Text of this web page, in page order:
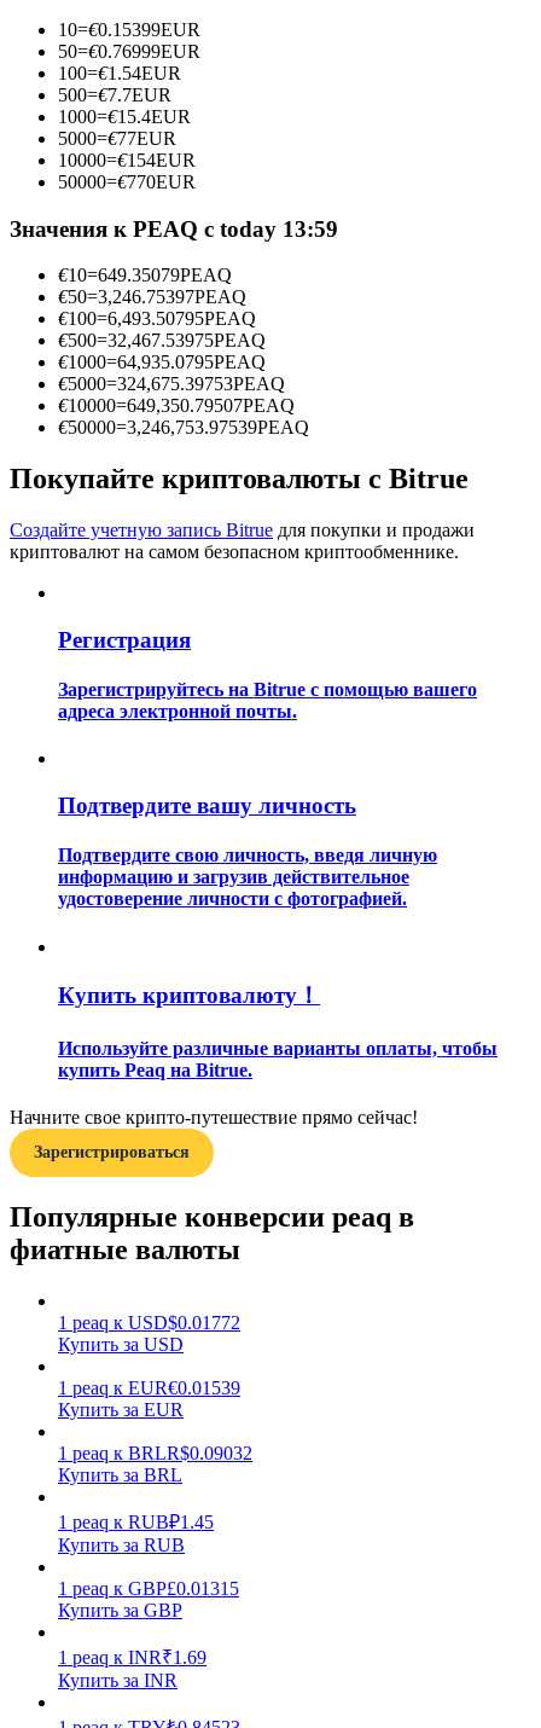
за копи-трейдинг
Информация
Анализ больших данных, включая торговую информацию
Руководство для начинающих по фьючерсам
Торговые стратегии
Узнайте, как оставаться прибыльным
Заработок
Силовая свинья
Получайте конкурентные награды ежедневно
10=€0.15399EUR
50=€0.76999EUR
100=€1.54EUR
500=€7.7EUR
1000=€15.4EUR
5000=€77EUR
10000=€154EUR
50000=€770EUR
Значения к PEAQ с today 13:59
€10=649.35079PEAQ
€50=3,246.75397PEAQ
€100=6,493.50795PEAQ
€500=32,467.53975PEAQ
€1000=64,935.0795PEAQ
€5000=324,675.39753PEAQ
€10000=649,350.79507PEAQ
€50000=3,246,753.97539PEAQ
Покупайте криптовалюты с Bitrue
Создайте учетную запись Bitrue для покупки и продажи
криптовалют на самом безопасном криптообменнике.
Регистрация
Зарегистрируйтесь на Bitrue с помощью вашего
адреса электронной почты.
Подтвердите вашу личность
Подтвердите свою личность, введя личную
информацию и загрузив действительное
удостоверение личности с фотографией.
Купить криптовалюту！
Используйте различные варианты оплаты, чтобы
купить Peaq на Bitrue.
Начните свое крипто-путешествие прямо сейчас!
Зарегистрироваться
Популярные конверсии peaq в
фиатные валюты
1 peaq к USD$0.01772
Купить за USD
1 peaq к EUR€0.01539
Купить за EUR
1 peaq к BRLR$0.09032
Купить за BRL
1 peaq к RUB₽1.45
Купить за RUB
1 peaq к GBP£0.01315
Купить за GBP
1 peaq к INR₹1.69
Купить за INR